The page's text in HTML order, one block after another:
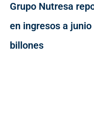
Grupo Nutresa
en ingresos a
billones